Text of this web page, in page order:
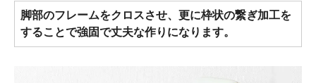
脚部のフレームをクロスさせ、更に枠状の繋ぎ加工を
することで強固で丈夫な作りになります。